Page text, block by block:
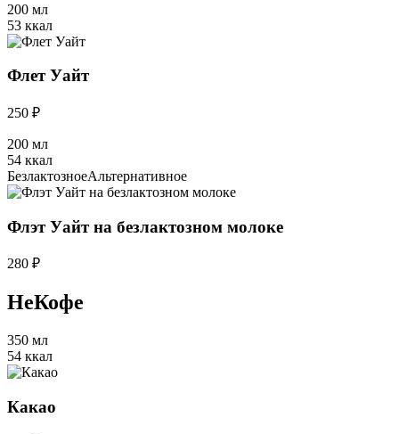
200 мл
53 ккал
Флет Уайт
250 ₽
200 мл
54 ккал
БезлактозноеАльтернативное
Флэт Уайт на безлактозном молоке
280 ₽
НеКофе
350 мл
54 ккал
Какао